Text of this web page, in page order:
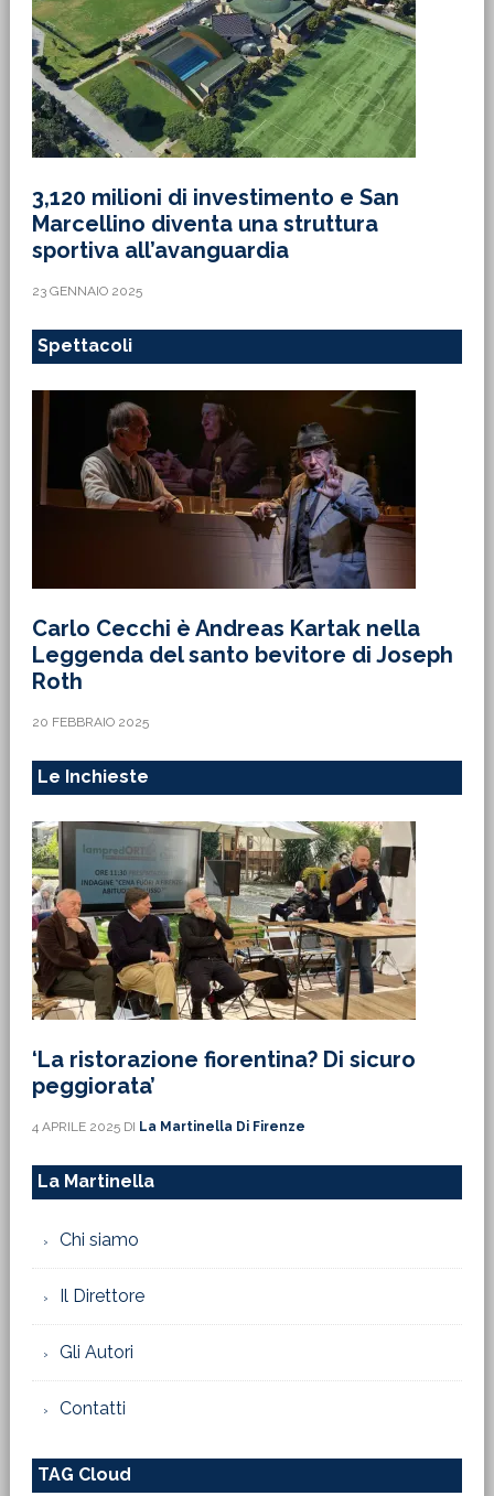
3,120 milioni di investimento e San
Marcellino diventa una struttura
sportiva all’avanguardia
23 GENNAIO 2025
Spettacoli
Carlo Cecchi è Andreas Kartak nella
Leggenda del santo bevitore di Joseph
Roth
20 FEBBRAIO 2025
Le Inchieste
‘La ristorazione fiorentina? Di sicuro
peggiorata’
4 APRILE 2025DI La Martinella Di Firenze
La Martinella
Chi siamo
Il Direttore
Gli Autori
Contatti
TAG Cloud